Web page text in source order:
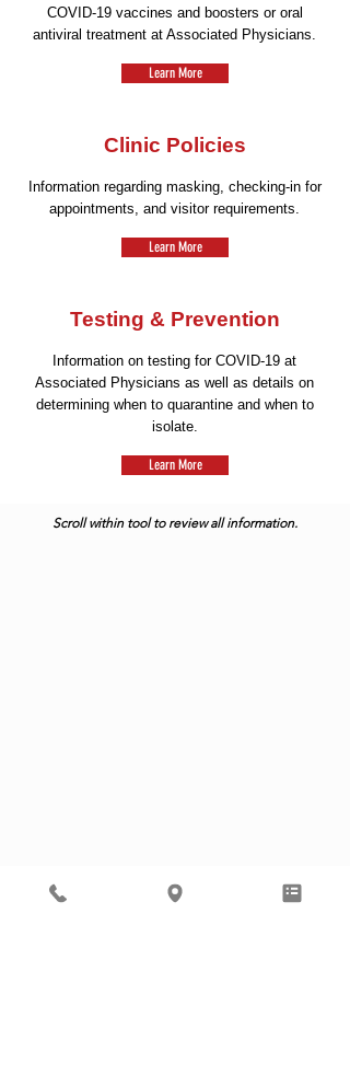
COVID-19 vaccines and boosters or oral
antiviral treatment at Associated Physicians.
Learn More
Clinic Policies
Information regarding masking, checking-in for
appointments, and visitor requirements.
Learn More
Testing & Prevention
Information on testing for COVID-19 at
Associated Physicians as well as details on
determining when to quarantine and when to
isolate.
Learn More
Scroll within tool to review all information.